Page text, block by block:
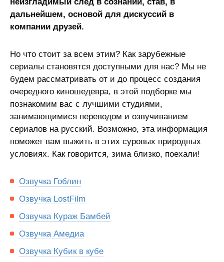
дальнейшем, основой для дискуссий в
компании друзей.
Но что стоит за всем этим? Как зарубежные
сериалы становятся доступными для нас? Мы не
будем рассматривать от и до процесс создания
очередного киношедевра, в этой подборке мы
познакомим вас с лучшими студиями,
занимающимися переводом и озвучиванием
сериалов на русский. Возможно, эта информация
поможет вам выжить в этих суровых природных
условиях. Как говорится, зима близко, поехали!
Озвучка Гоблин
Озвучка LostFilm
Озвучка Кураж Бамбей
Озвучка Амедиа
Озвучка Кубик в кубе